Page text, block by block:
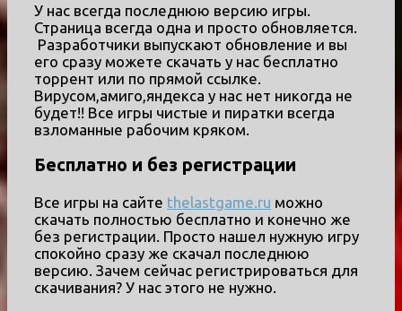
У нас всегда последнюю версию игры.
Страница всегда одна и просто обновляется.
Разработчики выпускают обновление и вы
его сразу можете скачать у нас бесплатно
торрент или по прямой ссылке.
Вирусом,амиго,яндекса у нас нет никогда не
будет!! Все игры чистые и пиратки всегда
взломанные рабочим кряком.
Бесплатно и без регистрации
Все игры на сайте thelastgame.ru можно
скачать полностью бесплатно и конечно же
без регистрации. Просто нашел нужную игру
спокойно сразу же скачал последнюю
версию. Зачем сейчас регистрироваться для
скачивания? У нас этого не нужно.